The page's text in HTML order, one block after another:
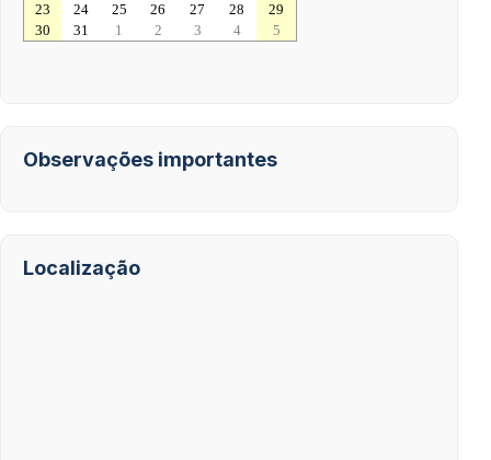
23
24 25 26 27 28
29
30
31 1 2 3 4 5
Observações importantes
Localização